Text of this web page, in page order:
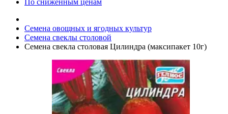
По сниженным ценам
Семена овощных и ягодных культур
Семена свеклы столовой
Семена свекла столовая Цилиндра (максипакет 10г)